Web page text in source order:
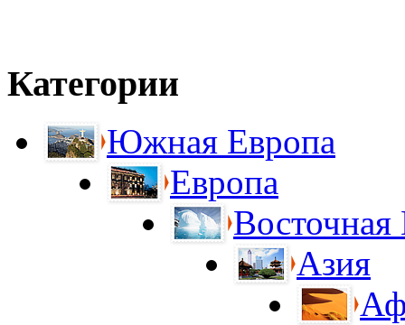
Категории
Южная Европа
Европа
Восточная
Азия